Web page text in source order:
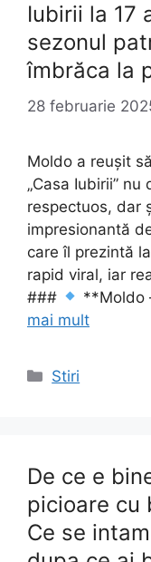
Iubirii la 17
sezonul
îmbrăca la
28 februarie
Moldo a reușit
„Casa Iubirii”
respectuos, dar
impresionantă
care îl prezintă
rapid viral, iar
###
**Moldo
mai mult
Categorii
Stiri
De ce e
picioare cu
Ce se